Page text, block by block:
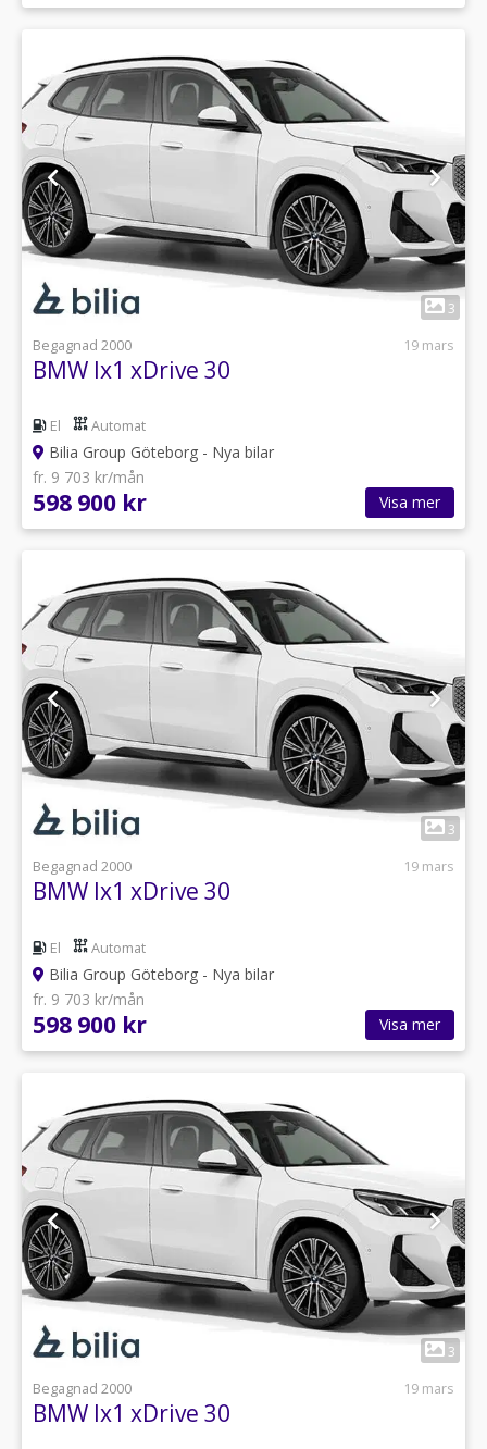
3
Begagnad 2000
19 mars
BMW Ix1 xDrive 30
El Automat
Bilia Group Göteborg - Nya bilar
fr. 9 703 kr/mån
598 900 kr Visa mer
3
Begagnad 2000
19 mars
BMW Ix1 xDrive 30
El Automat
Bilia Group Göteborg - Nya bilar
fr. 9 703 kr/mån
598 900 kr Visa mer
3
Begagnad 2000
19 mars
BMW Ix1 xDrive 30